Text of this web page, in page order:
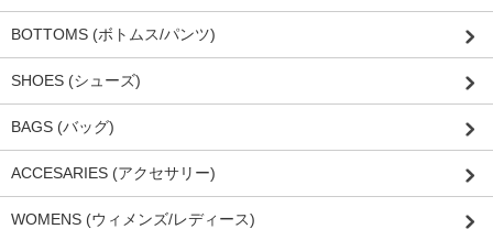
BOTTOMS (ボトムス/パンツ)
SHOES (シューズ)
BAGS (バッグ)
ACCESARIES (アクセサリー)
WOMENS (ウィメンズ/レディース)